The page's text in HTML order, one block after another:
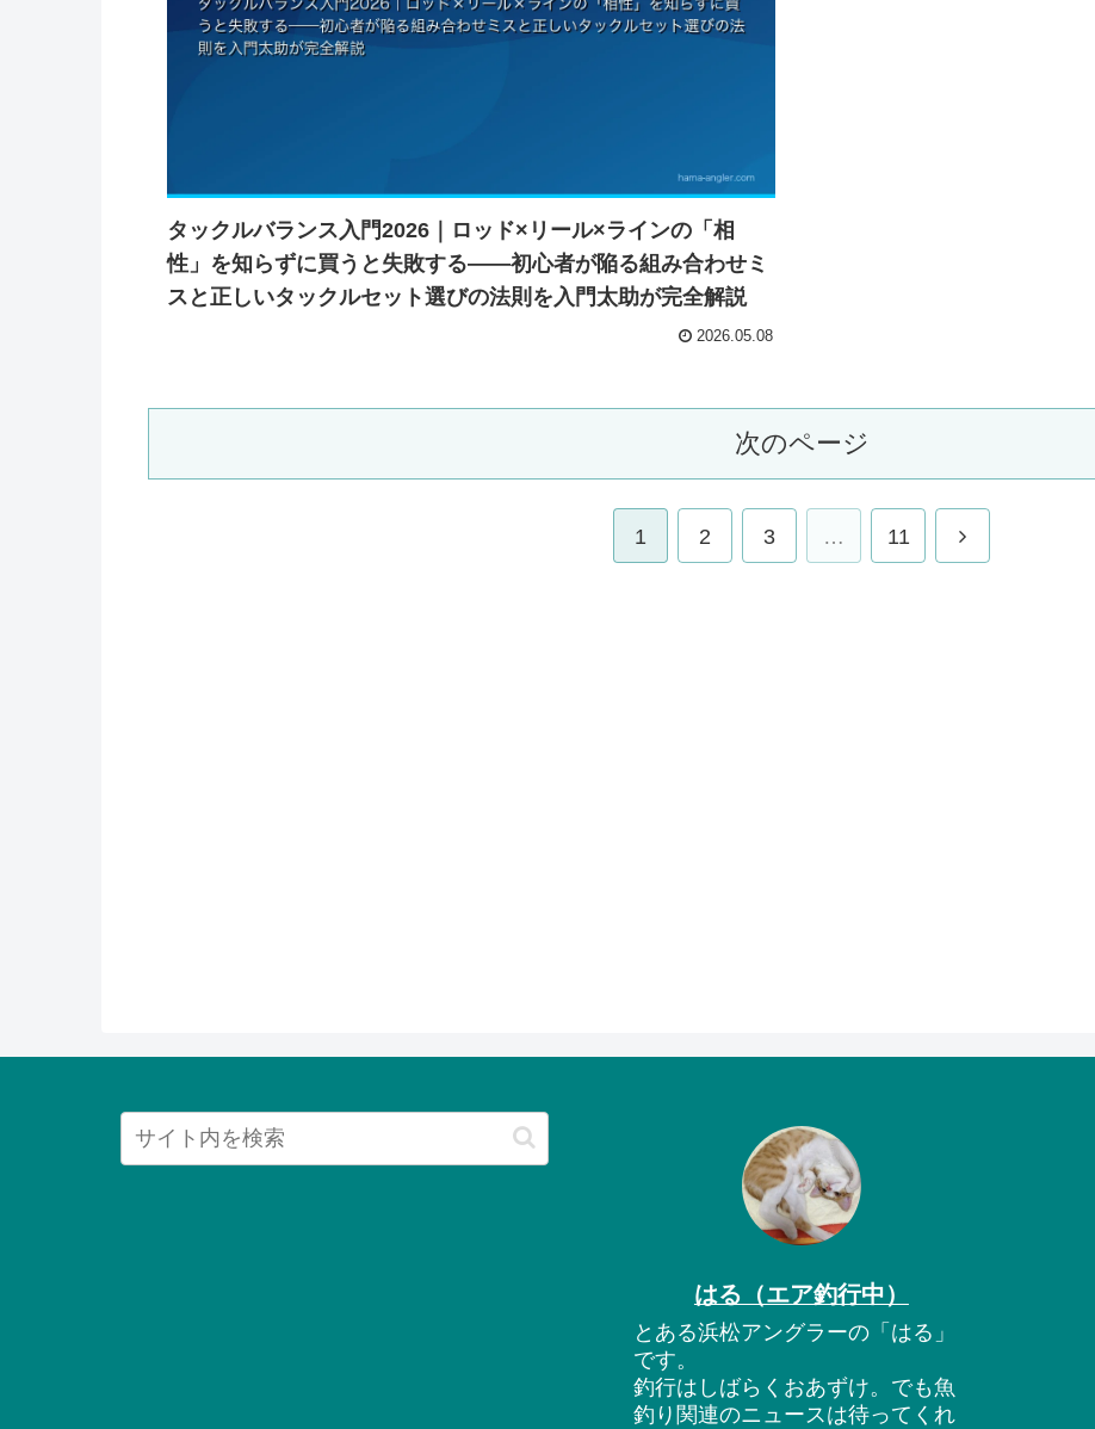
タックルバランス入門2026｜ロッド×リール×ラインの「相
性」を知らずに買うと失敗する——初心者が陥る組み合わせミ
スと正しいタックルセット選びの法則を入門太助が完全解説
2026.05.08
次のページ
1 2 3 … 11
はる（エア釣行中）
とある浜松アングラーの「はる」
です。
釣行はしばらくおあずけ。でも魚
釣り関連のニュースは待ってくれ